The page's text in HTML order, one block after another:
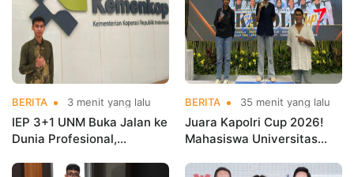
BERITA 3 menit yang lalu
IEP 3+1 UNM Buka Jalan ke
Dunia Profesional,
Kementerian Koperasi
BERITA 35 menit yang lalu
Juara Kapolri Cup 2026!
Mahasiswa Universitas
Nama Kampus di Kejurnas